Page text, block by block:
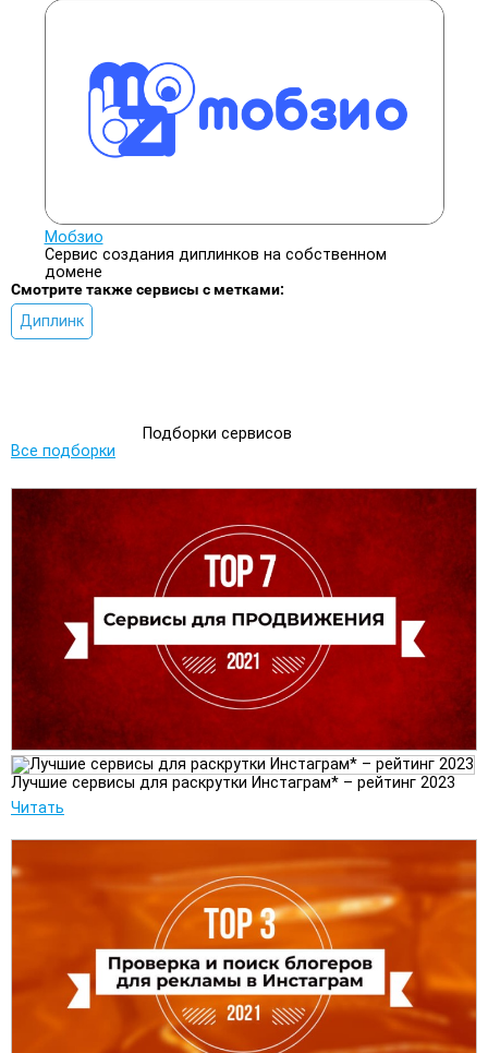
Мобзио
Сервис создания диплинков на собственном
домене
Смотрите также сервисы с метками:
Диплинк
Подборки сервисов
Все подборки
Лучшие сервисы для раскрутки Инстаграм* – рейтинг 2023
Читать